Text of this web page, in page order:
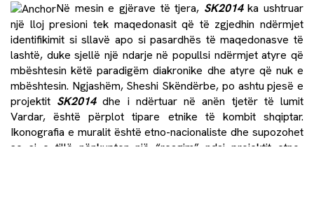
Në mesin e gjërave të tjera, SK2014ka ushtruar
një lloj presioni tek maqedonasit që të zgjedhin ndërmjet
identifikimit si sllavë apo si pasardhës të maqedonasve të
lashtë, duke sjellë një ndarje në popullsi ndërmjet atyre që
mbështesin këtë paradigëm diakronike dhe atyre që nuk e
mbështesin. Ngjashëm, Sheshi Skëndërbe, po ashtu pjesë e
projektit SK2014dhe i ndërtuar në anën tjetër të lumit
Vardar, është përplot tipare etnike të kombit shqiptar.
Ikonografia e muralit është etno-nacionaliste dhe supozohet
se si e tillë nënkupton një “reagim” ndaj projektit etno-